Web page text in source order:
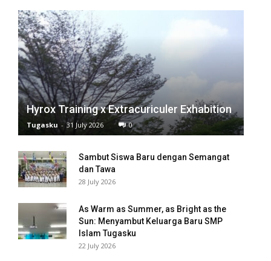
Hyrox Training x Extracuriculer Exhabition
Tugasku - 31 July 2026 0
Sambut Siswa Baru dengan Semangat
dan Tawa
28 July 2026
As Warm as Summer, as Bright as the
Sun: Menyambut Keluarga Baru SMP
Islam Tugasku
22 July 2026